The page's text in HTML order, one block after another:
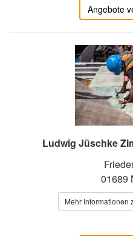
Angebote
Ludwig Jüschke
01689
Mehr Informationen